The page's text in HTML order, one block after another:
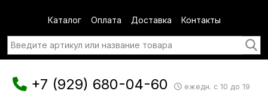
Каталог Оплата Доставка Контакты
+7 (929) 680-04-60 ежедн. с 10 до 19